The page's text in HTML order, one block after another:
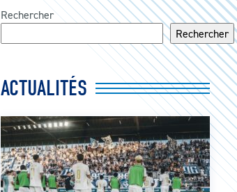
Rechercher
Rechercher
ACTUALITÉS